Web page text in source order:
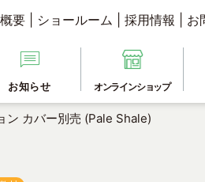
要 ショールーム 採用情報 お
お知らせ オンラインショップ
ン カバー別売 (Pale Shale)